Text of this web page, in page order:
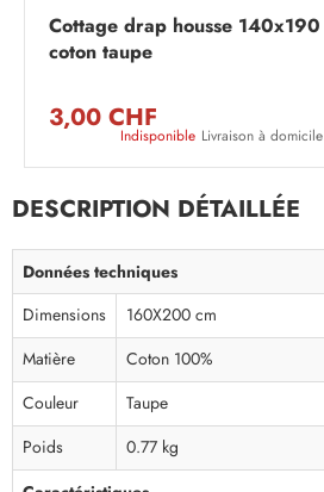
Cottage drap housse 140x190
coton taupe
3,00 CHF
Indisponible Livraison à domicile
DESCRIPTION DÉTAILLÉE
Données techniques
Dimensions
160X200 cm
Matière
Coton 100%
Couleur
Taupe
Poids
0.77 kg